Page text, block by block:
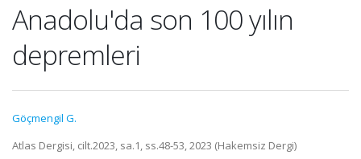
Anadolu'da son 100 yılın
depremleri
Göçmengil G.
Atlas Dergisi, cilt.2023, sa.1, ss.48-53, 2023 (Hakemsiz Dergi)